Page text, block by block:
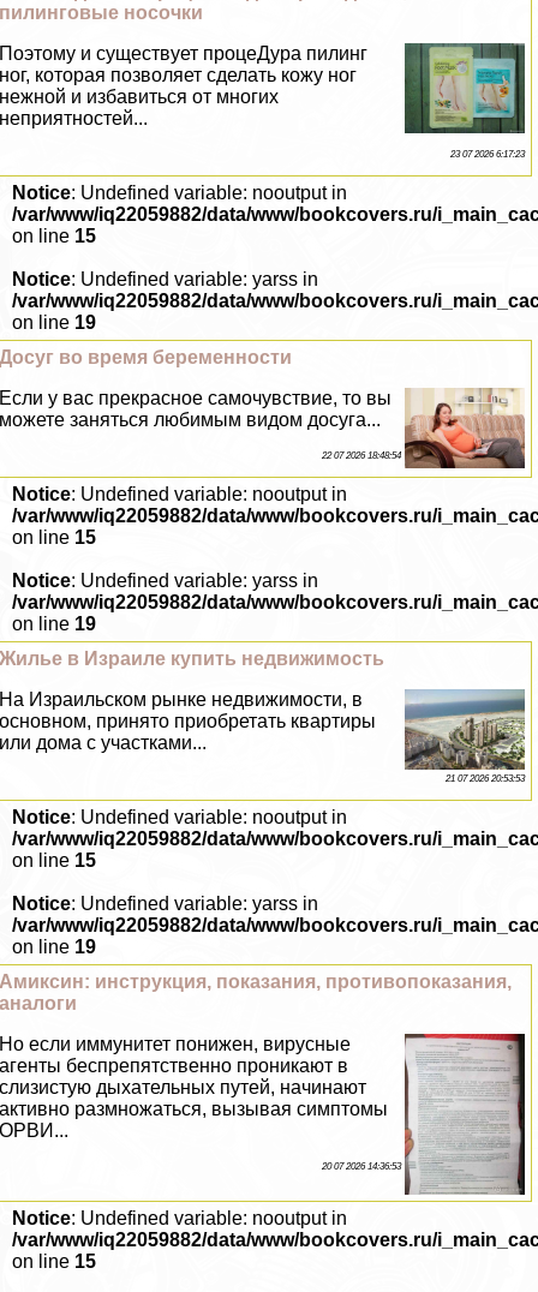
пилинговые носочки
Поэтому и существует процеДypa пилинг
ног, которая позволяет сделать кожу ног
нежной и избавиться от многих
неприятностей...
23 07 2026 6:17:23
Notice: Undefined variable: nooutput in
/var/www/iq22059882/data/www/bookcovers.ru/
on line 15
Notice: Undefined variable: yarss in
/var/www/iq22059882/data/www/bookcovers.ru/
on line 19
Досуг во время беременности
Если у вас прекрасное самочувствие, то вы
можете заняться любимым видом досуга...
22 07 2026 18:48:54
Notice: Undefined variable: nooutput in
/var/www/iq22059882/data/www/bookcovers.ru/
on line 15
Notice: Undefined variable: yarss in
/var/www/iq22059882/data/www/bookcovers.ru/
on line 19
Жилье в Израиле купить недвижимость
На Израильском рынке недвижимости, в
основном, принято приобретать квартиры
или дома с участками...
21 07 2026 20:53:53
Notice: Undefined variable: nooutput in
/var/www/iq22059882/data/www/bookcovers.ru/
on line 15
Notice: Undefined variable: yarss in
/var/www/iq22059882/data/www/bookcovers.ru/
on line 19
Амиксин: инструкция, показания, противопоказания,
аналоги
Но если иммунитет понижен, вирусные
агенты беспрепятственно проникают в
слизистую дыхательных путей, начинают
активно размножаться, вызывая симптомы
ОРВИ...
20 07 2026 14:36:53
Notice: Undefined variable: nooutput in
/var/www/iq22059882/data/www/bookcovers.ru/
on line 15